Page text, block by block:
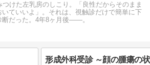
つけた左乳房のしこり。「良性だからそのまま
いていいよ」。それは、視触診だけで簡単に下
断だった。4年8ヶ月後――。
形成外科受診 ～顔の腫瘍の